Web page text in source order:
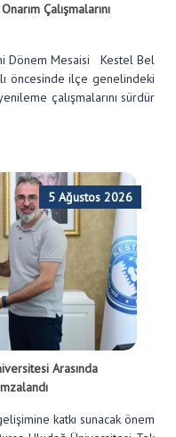
Çalışmalarını
Dönem Mesaisi Kestel Bel
öncesinde ilçe genelindeki
çalışmalarını sürdür
5 Ağustos 2026
Arasında
katkı sunacak önem